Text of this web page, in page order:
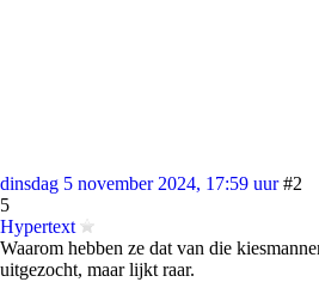
dinsdag 5 november 2024, 17:59 uur #2
5
Hypertext
Waarom hebben ze dat van die
uitgezocht, maar lijkt raar.